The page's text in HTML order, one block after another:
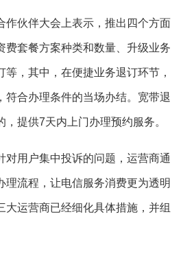
作伙伴大会上表示，推出四个方面
费套餐方案种类和数量、升级业务
，其中，在便捷业务退订环节，
符合办理条件的当场办结。宽带退
提供7天内上门办理预约服务。
对用户集中投诉的问题，运营商通
理流程，让电信服务消费更为透明
大运营商已经细化具体措施，并组